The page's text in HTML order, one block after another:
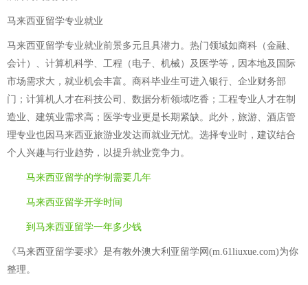
马来西亚留学专业就业
马来西亚留学专业就业前景多元且具潜力。热门领域如商科（金融、
会计）、计算机科学、工程（电子、机械）及医学等，因本地及国际
市场需求大，就业机会丰富。商科毕业生可进入银行、企业财务部
门；计算机人才在科技公司、数据分析领域吃香；工程专业人才在制
造业、建筑业需求高；医学专业更是长期紧缺。此外，旅游、酒店管
理专业也因马来西亚旅游业发达而就业无忧。选择专业时，建议结合
个人兴趣与行业趋势，以提升就业竞争力。
马来西亚留学的学制需要几年
马来西亚留学开学时间
到马来西亚留学一年多少钱
《马来西亚留学要求》是有教外澳大利亚留学网(m.61liuxue.com)为你
整理。